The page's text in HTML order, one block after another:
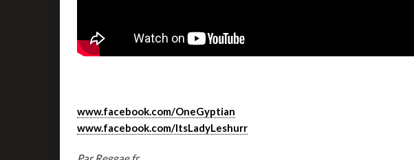
www.facebook.com/OneGyptian
www.facebook.com/ItsLadyLeshurr